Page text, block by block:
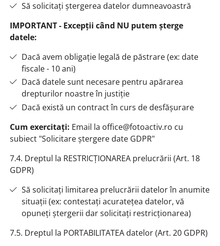
Să solicitați ștergerea datelor dumneavoastră
IMPORTANT - Excepții când NU putem șterge
datele:
Dacă avem obligație legală de păstrare (ex: date
fiscale - 10 ani)
Dacă datele sunt necesare pentru apărarea
drepturilor noastre în justiție
Dacă există un contract în curs de desfășurare
Cum exercitați: Email la office@fotoactiv.ro cu
subiect "Solicitare ștergere date GDPR"
7.4. Dreptul la RESTRICȚIONAREA prelucrării (Art. 18
GDPR)
Să solicitați limitarea prelucrării datelor în anumite
situații (ex: contestați acuratețea datelor, vă
opuneți ștergerii dar solicitați restricționarea)
7.5. Dreptul la PORTABILITATEA datelor (Art. 20 GDPR)